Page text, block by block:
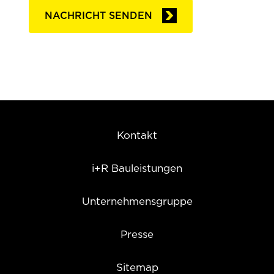
Spaziergängen ein.
NACHRICHT SENDEN
Kontakt
i+R Bauleistungen
Unternehmensgruppe
Presse
Sitemap